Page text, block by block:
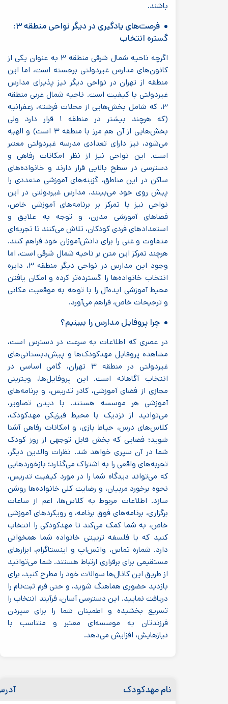
باشند.
فرصت‌های یادگیری در دیگر نواحی منطقه ۳:
گستره انتخاب
اگرچه ناحیه شمال شرقی منطقه ۳ به عنوان یکی از
کانون‌های مدارس غیردولتی برجسته است، اما این
منطقه از تهران در نواحی دیگر نیز پذیرای مدارس
غیردولتی با کیفیت است. ناحیه شمال غربی منطقه
۳، که شامل بخش‌هایی از محلات فرشته، زعفرانیه
(که هرچند بیشتر در منطقه ۱ قرار دارد ولی
بخش‌هایی از آن هم مرز با منطقه ۳ است) و الهیه
می‌شود، نیز دارای تعدادی مدرسه غیردولتی معتبر
است. این نواحی نیز از نظر امکانات رفاهی و
دسترسی در سطح بالایی قرار دارند و خانواده‌های
ساکن در این مناطق، گزینه‌های آموزشی متعددی را
پیش روی خود می‌بینند. مدارس غیردولتی در این
نواحی نیز با تمرکز بر برنامه‌های آموزشی خاص،
فضاهای آموزشی مدرن، و توجه به علایق و
استعدادهای فردی کودکان، تلاش می‌کنند تا تجربه‌ای
متفاوت و غنی را برای دانش‌آموزان خود فراهم کنند.
هرچند تمرکز این متن بر ناحیه شمال شرقی است، اما
وجود این مدارس در نواحی دیگر منطقه ۳، دایره
انتخاب خانواده‌ها را گسترده‌تر کرده و امکان یافتن
محیط آموزشی ایده‌آل را با توجه به موقعیت مکانی
و ترجیحات خاص، فراهم می‌آورد.
چرا پروفایل مدارس را ببینیم؟
در عصری که اطلاعات به سرعت در دسترس است،
مشاهده پروفایل مهدکودک‌ها و پیش‌دبستانی‌های
غیردولتی در منطقه ۳ تهران، گامی اساسی در
انتخاب آگاهانه است. این پروفایل‌ها، ویترینی
مجازی از فضای آموزشی، کادر تدریس، و برنامه‌های
آموزشی هر موسسه هستند. با دیدن تصاویر،
می‌توانید از نزدیک با محیط فیزیکی مهدکودک،
کلاس‌های درس، حیاط بازی، و امکانات رفاهی آشنا
شوید؛ فضایی که بخش قابل توجهی از روز کودک
شما در آن سپری خواهد شد. نظرات والدین دیگر،
تجربه‌های واقعی را به اشتراک می‌گذارد؛ بازخوردهایی
که می‌تواند دیدگاه شما را در مورد کیفیت تدریس،
نحوه برخورد مربیان، و رضایت کلی خانواده‌ها روشن
سازد. اطلاعات مربوط به کلاس‌ها، اعم از ساعات
برگزاری، برنامه‌های فوق برنامه، و رویکردهای آموزشی
خاص، به شما کمک می‌کند تا مهدکودکی را انتخاب
کنید که با فلسفه تربیتی خانواده شما همخوانی
دارد. شماره تماس، واتس‌اپ و اینستاگرام، ابزارهای
مستقیمی برای برقراری ارتباط هستند. شما می‌توانید
از طریق این کانال‌ها سوالات خود را مطرح کنید، برای
بازدید حضوری هماهنگ شوید، و حتی فرم ثبت‌نام را
دریافت نمایید. این دسترسی آسان، فرآیند انتخاب را
تسریع بخشیده و اطمینان شما را برای سپردن
فرزندتان به موسسه‌ای معتبر و متناسب با
نیازهایش، افزایش می‌دهد.
نام مهدکودک